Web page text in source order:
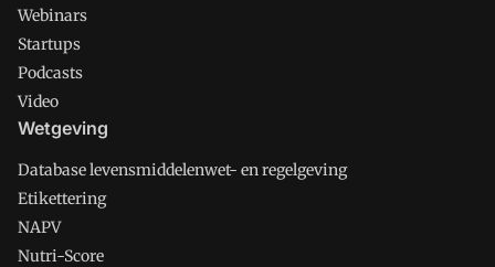
Webinars
Startups
Podcasts
Video
Wetgeving
Database levensmiddelenwet- en regelgeving
Etikettering
NAPV
Nutri-Score